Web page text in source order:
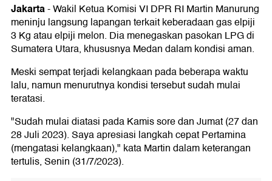
Jakarta-Wakil Ketua Komisi VI DPR RI Martin Manurung
meninju langsung lapangan terkait keberadaan gas elpiji
3 Kg atau elpiji melon. Dia menegaskan pasokan LPG di
Sumatera Utara, khususnya Medan dalam kondisi aman.
Meski sempat terjadi kelangkaan pada beberapa waktu
lalu, namun menurutnya kondisi tersebut sudah mulai
teratasi.
"Sudah mulai diatasi pada Kamis sore dan Jumat (27 dan
28 Juli 2023). Saya apresiasi langkah cepat Pertamina
(mengatasi kelangkaan)," kata Martin dalam keterangan
tertulis, Senin (31/7/2023).